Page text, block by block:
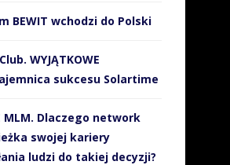
BEWIT wchodzi do Polski
WYJĄTKOWE
sukcesu Solartime
MLM. Dlaczego network
swojej kariery
ludzi do takiej decyzji?